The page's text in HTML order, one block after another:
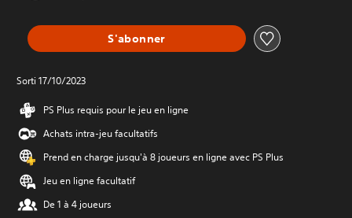
S'abonner
Sorti 17/10/2023
PS Plus requis pour le jeu en ligne
Achats intra-jeu facultatifs
Prend en charge jusqu'à 8 joueurs en ligne avec PS Plus
Jeu en ligne facultatif
De 1 à 4 joueurs